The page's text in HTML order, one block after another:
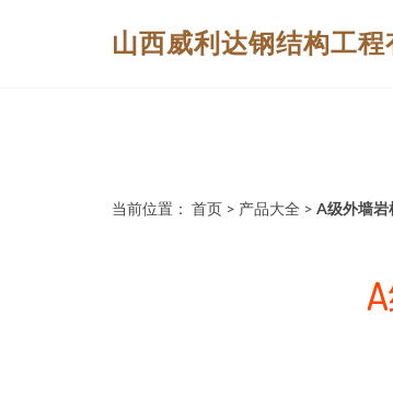
山西威利达钢结构工程
当前位置： 首页 > 产品大全 > A级外墙岩